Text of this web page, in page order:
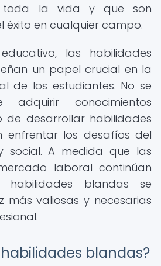
la vida y que son
éxito en cualquier campo.
las habilidades
un papel crucial en la
de los estudiantes. No se
conocimientos
de desarrollar habilidades
enfrentar los desafíos del
social. A medida que las
laboral continúan
habilidades blandas se
más valiosas y necesarias
blandas?